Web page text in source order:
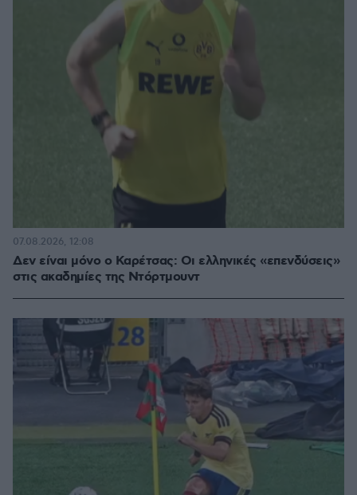
Δεν είναι μόνο ο Καρέτσας: Οι ελληνικές «επενδύσεις»
στις ακαδημίες της Ντόρτμουντ
07.08.2026, 12:08